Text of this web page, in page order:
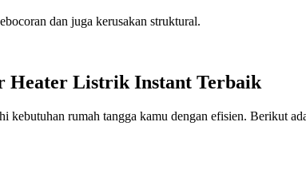
dan juga kerusakan struktural.
Heater Listrik Instant Terbaik
rumah tangga kamu dengan efisien. Berikut